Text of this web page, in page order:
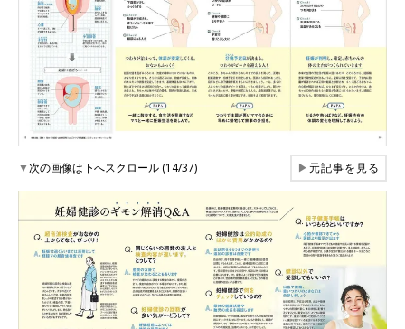
▼次の画像は下へスクロール (14/37) ▶元記事を見る